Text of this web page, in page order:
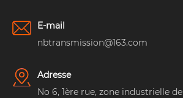
E-mail
nbtransmission@163.com
Adresse
No 6, 1ère rue, zone industrielle de